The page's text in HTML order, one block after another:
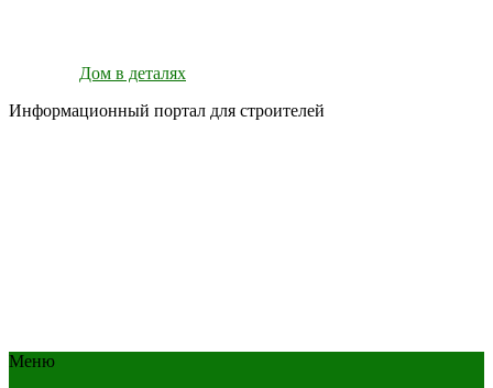
Дом в деталях
Информационный портал для строителей
Меню